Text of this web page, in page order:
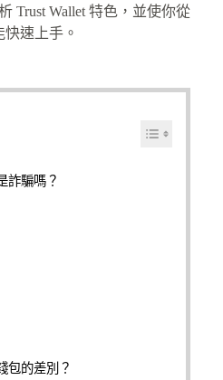
Trust Wallet 特色，並使你從
速上手。
詐騙嗎？
包的差別？